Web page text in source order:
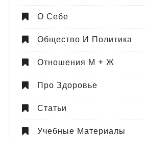
О Себе
Общество И Политика
Отношения М + Ж
Про Здоровье
Статьи
Учебные Материалы